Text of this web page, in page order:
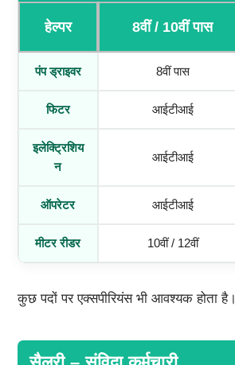
हेल्पर 8वीं / 10वीं पास
पंप ड्राइवर 8वीं पास
फिटर आईटीआई
इलेक्ट्रिशिय
न
आईटीआई
ऑपरेटर आईटीआई
मीटर रीडर 10वीं / 12वीं
कुछ पदों पर एक्सपीरियंस भी आवश्यक होता है।